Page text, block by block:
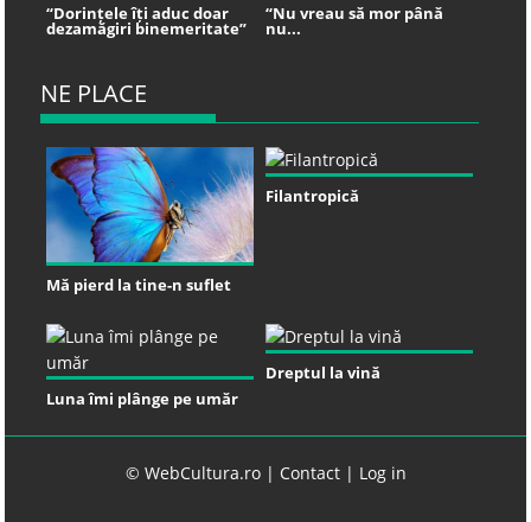
“Dorințele îți aduc doar
dezamăgiri binemeritate”
“Nu vreau să mor până
nu...
NE PLACE
Mă pierd la tine-n suflet
Filantropică
Luna îmi plânge pe umăr
Dreptul la vină
© WebCultura.ro | Contact| Log in